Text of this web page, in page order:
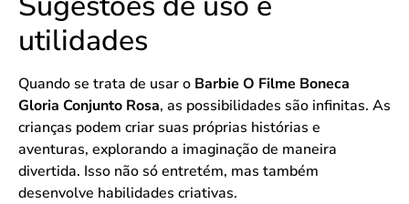
utilidades
Quando se trata de usar o Barbie O Filme Boneca
Gloria Conjunto Rosa, as possibilidades são infinitas. As
crianças podem criar suas próprias histórias e
aventuras, explorando a imaginação de maneira
divertida. Isso não só entretém, mas também
desenvolve habilidades criativas.